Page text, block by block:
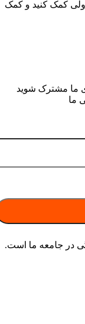
ولی کمک کنید و کمک
ما مشترک شوید
ما